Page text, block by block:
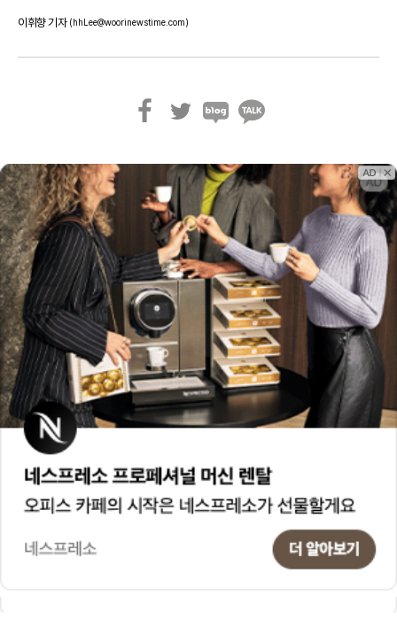
이휘향 기자 (hhLee@woorinewstime.com)
스
터
그
오
톡